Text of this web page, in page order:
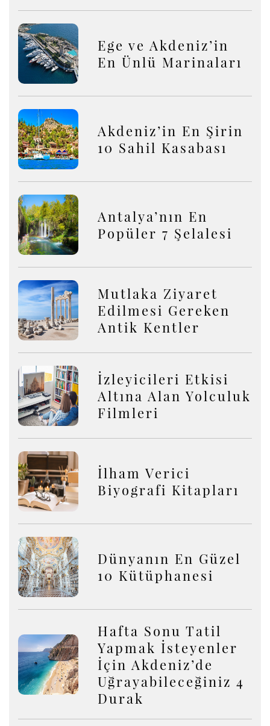
Ege ve Akdeniz’in
En Ünlü Marinaları
Akdeniz’in En Şirin
10 Sahil Kasabası
Antalya’nın En
Popüler 7 Şelalesi
Mutlaka Ziyaret
Edilmesi Gereken
Antik Kentler
İzleyicileri Etkisi
Altına Alan Yolculuk
Filmleri
İlham Verici
Biyografi Kitapları
Dünyanın En Güzel
10 Kütüphanesi
Hafta Sonu Tatil
Yapmak İsteyenler
İçin Akdeniz’de
Uğrayabileceğiniz 4
Durak